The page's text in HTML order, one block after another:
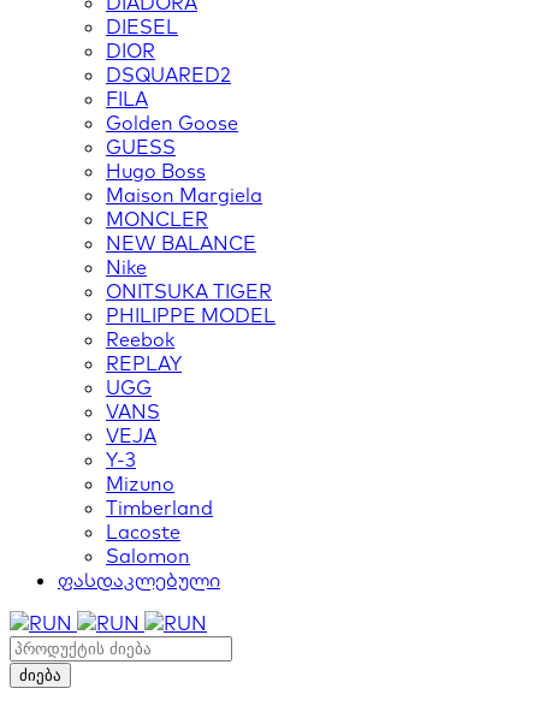
DIESEL
DIOR
DSQUARED2
FILA
Golden Goose
GUESS
Hugo Boss
Maison Margiela
MONCLER
NEW BALANCE
Nike
ONITSUKA TIGER
PHILIPPE MODEL
Reebok
REPLAY
UGG
VANS
VEJA
Y-3
Mizuno
Timberland
Lacoste
Salomon
ფასდაკლებული